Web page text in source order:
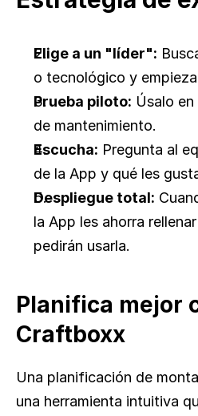
Elige a un "líder":
o tecnológico y
Prueba piloto: Úsalo
de mantenimiento.
Escucha: Pregunta al
de la App y qué les
Despliegue total:
la App les ahorra
pedirán usarla.
Planifica mejor
Craftboxx
Una planificación de
una herramienta intuitiva